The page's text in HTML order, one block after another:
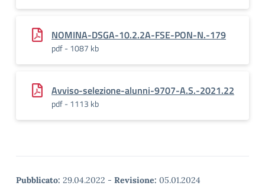
NOMINA-DSGA-10.2.2A-FSE-PON-N.-179
pdf - 1087 kb
Avviso-selezione-alunni-9707-A.S.-2021.22
pdf - 1113 kb
Pubblicato: 29.04.2022 - Revisione: 05.01.2024